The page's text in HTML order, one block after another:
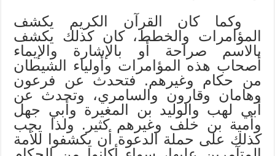
وكما كان القرآن الكريم يكشف
المؤامرات والخطط، كان كذلك يكشف
بالاسم صراحة أو بالإشارة والإيماء
أصحاب هذه المؤامرات وأولياء الشيطان
من حكام وغيرهم. فتحدث عن فرعون
وهامان وقارون والسامري، وتحدث عن
أبي لهب والوليد بن المغيرة وأبي جهل
وأمية بن خلف وغيرهم كثير. ولذا يجب
كذلك على حملة الدعوة أن يكشفوا للأمة